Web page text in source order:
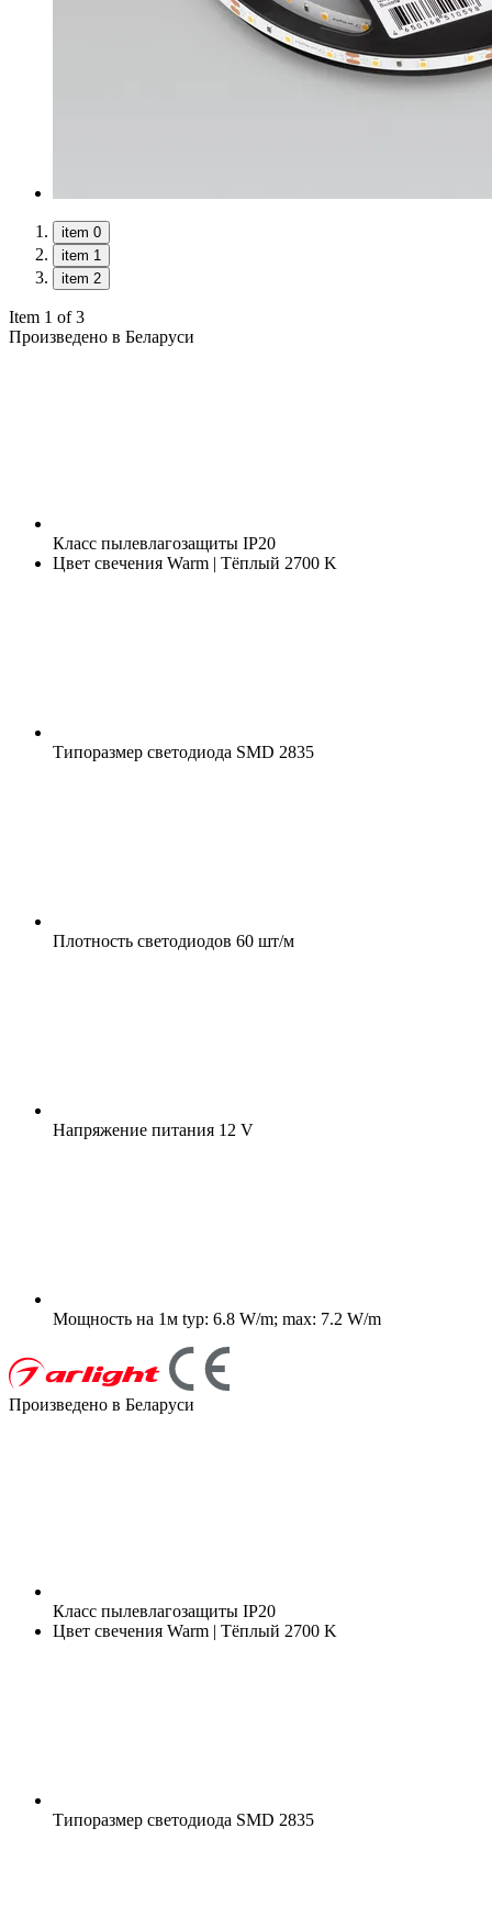
item 0
item 1
item 2
Item 1 of 3
Произведено в Беларуси
Класс пылевлагозащиты IP20
Цвет свечения Warm | Тёплый 2700 K
Типоразмер светодиода SMD 2835
Плотность светодиодов 60 шт/м
Напряжение питания 12 V
Мощность на 1м typ: 6.8 W/m; max: 7.2 W/m
Произведено в Беларуси
Класс пылевлагозащиты IP20
Цвет свечения Warm | Тёплый 2700 K
Типоразмер светодиода SMD 2835